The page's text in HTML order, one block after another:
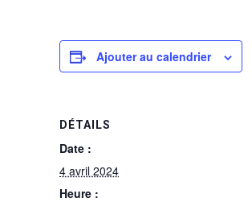
Ajouter au calendrier
DÉTAILS
Date :
4 avril 2024
Heure :